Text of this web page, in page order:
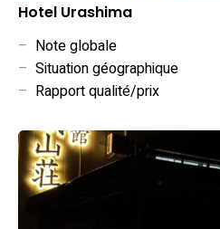
Hotel Urashima
– Note globale
– Situation géographique
– Rapport qualité/prix